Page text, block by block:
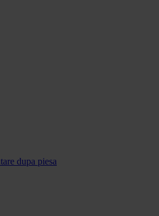
dupa piesa